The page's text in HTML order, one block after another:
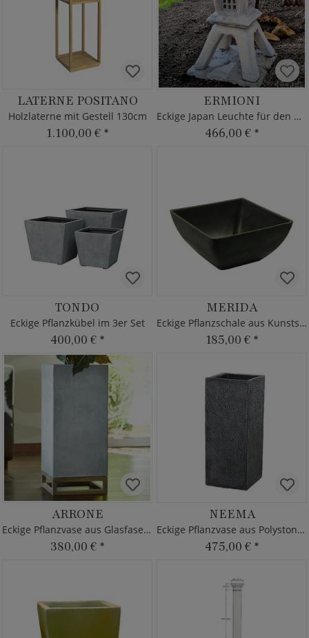
LATERNE POSITANO
Holzlaterne mit Gestell 130cm
1.100,00 € *
ERMIONI
Eckige Japan Leuchte für den Garten
466,00 € *
TONDO
Eckige Pflanzkübel im 3er Set
400,00 € *
MERIDA
Eckige Pflanzschale aus Kunststoff
185,00 € *
ARRONE
Eckige Pflanzvase aus Glasfaser-Beton
380,00 € *
NEEMA
Eckige Pflanzvase aus Polystone - Grau
475,00 € *